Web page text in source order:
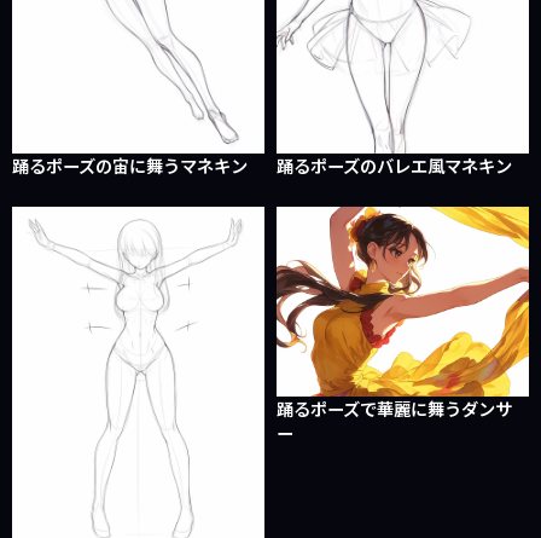
踊るポーズの宙に舞うマネキン 踊るポーズのバレエ風マネキン
踊るポーズで華麗に舞うダンサ
ー